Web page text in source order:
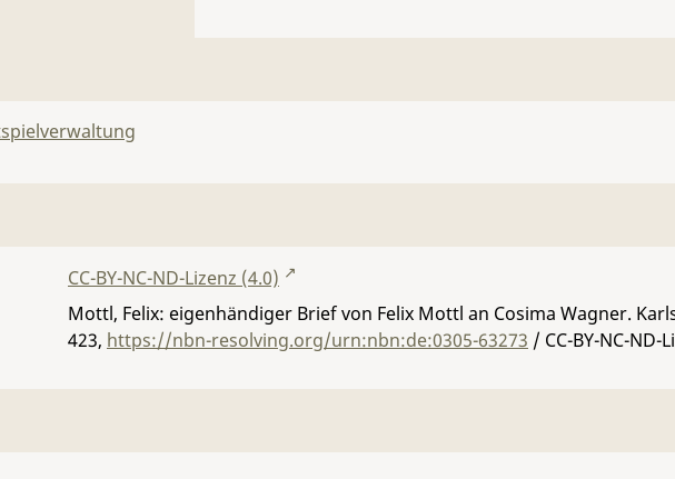
CC-BY-NC-ND-Lizenz (4.0)
Mottl, Felix: eigenhändiger Brief von Felix Mottl an Cosima Wagner.
423, https://nbn-resolving.org/urn:nbn:de:0305-63273 / CC-BY-NC-ND-